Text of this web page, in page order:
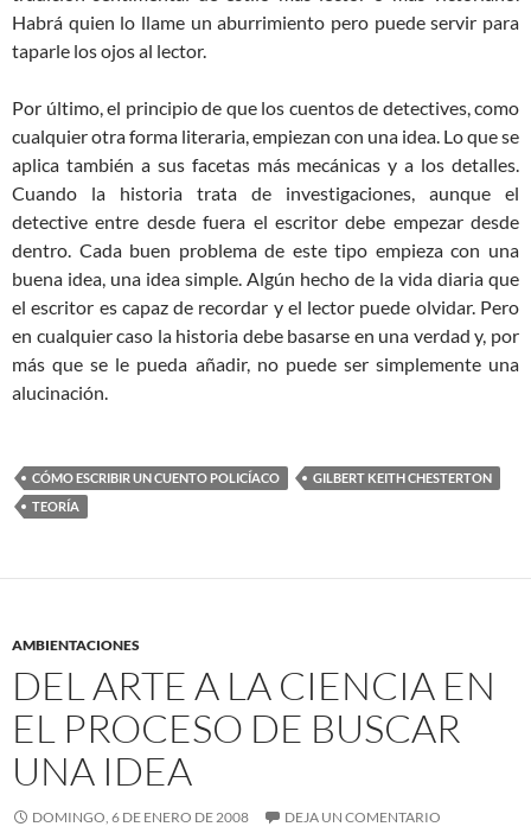
Habrá quien lo llame un aburrimiento pero puede servir para
taparle los ojos al lector.
Por último, el principio de que los cuentos de detectives, como
cualquier otra forma literaria, empiezan con una idea. Lo que se
aplica también a sus facetas más mecánicas y a los detalles.
Cuando la historia trata de investigaciones, aunque el
detective entre desde fuera el escritor debe empezar desde
dentro. Cada buen problema de este tipo empieza con una
buena idea, una idea simple. Algún hecho de la vida diaria que
el escritor es capaz de recordar y el lector puede olvidar. Pero
en cualquier caso la historia debe basarse en una verdad y, por
más que se le pueda añadir, no puede ser simplemente una
alucinación.
CÓMO ESCRIBIR UN CUENTO POLICÍACO
GILBERT KEITH CHESTERTON
TEORÍA
AMBIENTACIONES
DEL ARTE A LA CIENCIA EN
EL PROCESO DE BUSCAR
UNA IDEA
DOMINGO, 6 DE ENERO DE 2008 DEJA UN COMENTARIO